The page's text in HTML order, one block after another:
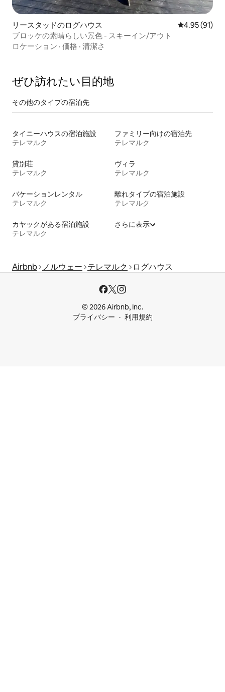
リースタッドのログハウス レビュー91
4.95 (91)
ブロッケの素晴らしい景色 - スキーイン/アウト
ロケーション · 価格 · 清潔さ
ぜひ訪⁠れ⁠た⁠い目⁠的⁠地
その他のタ⁠イ⁠プ⁠の宿⁠泊⁠先
タイニーハウスの宿泊施設
テレマルク
ファミリー向けの宿泊先
テレマルク
貸別荘
テレマルク
ヴィラ
テレマルク
バケーションレンタル
テレマルク
離れタイプの宿泊施設
テレマルク
カヤックがある宿泊施設
テレマルク
さらに表示
Airbnb ノルウェー テレマルク ログハウス
© 2026 Airbnb, Inc.
プライバシー
利用規約